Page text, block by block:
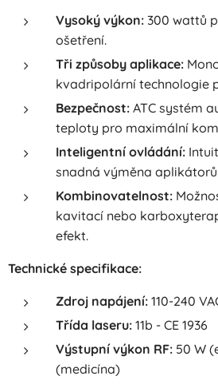
Vysoký výkon: 300 wattů
ošetření.
Tři způsoby aplikace:
kvadripolární technologie
Bezpečnost: ATC systém
teploty pro maximální
Inteligentní ovládání:
snadná výměna
Kombinovatelnost:
kavitací nebo
efekt.
Technické specifikace:
Zdroj napájení: 110-240
Třída laseru: 11b - CE 1936
Výstupní výkon RF: 50 W
(medicína)